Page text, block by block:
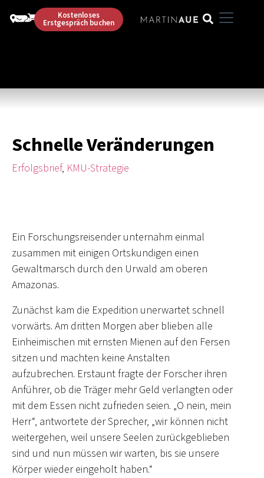
Kostenloses
Erstgespräch buchen
Schnelle Veränderungen
Erfolgsbrief, KMU-Strategie
Ein Forschungsreisender unternahm einmal
zusammen mit einigen Ortskundigen einen
Gewaltmarsch durch den Urwald am oberen
Amazonas.
Zunächst kam die Expedition unerwartet schnell
vorwärts. Am dritten Morgen aber blieben alle
Einheimischen mit ernsten Mienen auf den Fersen
sitzen und machten keine Anstalten
aufzubrechen. Erstaunt fragte der Forscher ihren
Anführer, ob die Träger mehr Geld verlangten oder
mit dem Essen nicht zufrieden seien. „O nein, mein
Herr“, antwortete der Sprecher, „wir können nicht
weitergehen, weil unsere Seelen zurückgeblieben
sind und nun müssen wir warten, bis sie unsere
Körper wieder eingeholt haben.“